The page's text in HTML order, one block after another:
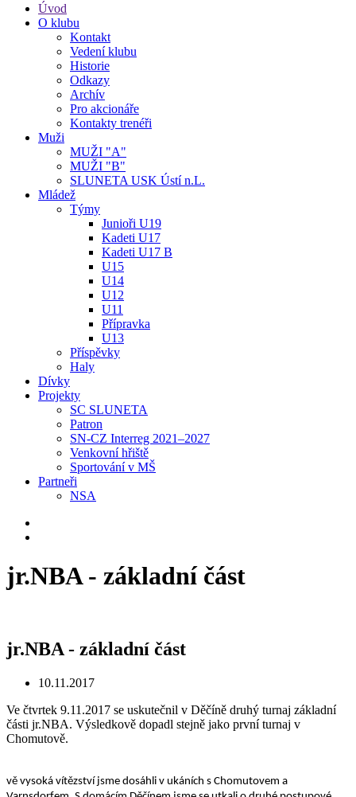
Úvod
O klubu
Kontakt
Vedení klubu
Historie
Odkazy
Archív
Pro akcionáře
Kontakty trenéři
Muži
MUŽI "A"
MUŽI "B"
SLUNETA USK Ústí n.L.
Mládež
Týmy
Junioři U19
Kadeti U17
Kadeti U17 B
U15
U14
U12
U11
Přípravka
U13
Příspěvky
Haly
Dívky
Projekty
SC SLUNETA
Patron
SN-CZ Interreg 2021–2027
Venkovní hřiště
Sportování v MŠ
Partneři
NSA
jr.NBA - základní část
jr.NBA - základní část
10.11.2017
Ve čtvrtek 9.11.2017 se uskutečnil v Děčíně druhý turnaj základní
části jr.NBA. Výsledkově dopadl stejně jako první turnaj v
Chomutově.
vě vysoká vítězství jsme dosáhli v ukáních s Chomutovem a